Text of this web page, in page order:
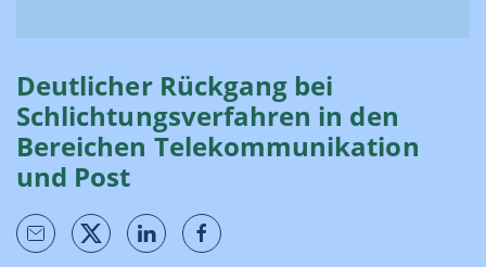
Deutlicher Rückgang bei
Schlichtungsverfahren in den
Bereichen Telekommunikation
und Post